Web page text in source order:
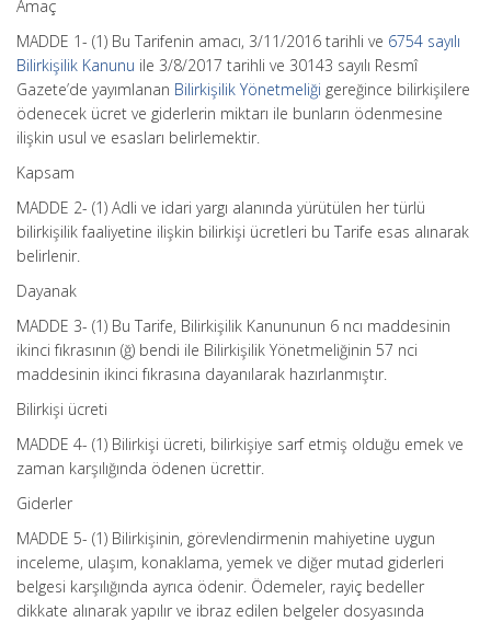
Amaç
MADDE 1- (1) Bu Tarifenin amacı, 3/11/2016 tarihli ve 6754 sayılı
Bilirkişilik Kanunu ile 3/8/2017 tarihli ve 30143 sayılı Resmî
Gazete’de yayımlanan Bilirkişilik Yönetmeliği gereğince bilirkişilere
ödenecek ücret ve giderlerin miktarı ile bunların ödenmesine
ilişkin usul ve esasları belirlemektir.
Kapsam
MADDE 2- (1) Adli ve idari yargı alanında yürütülen her türlü
bilirkişilik faaliyetine ilişkin bilirkişi ücretleri bu Tarife esas alınarak
belirlenir.
Dayanak
MADDE 3- (1) Bu Tarife, Bilirkişilik Kanununun 6 ncı maddesinin
ikinci fıkrasının (ğ) bendi ile Bilirkişilik Yönetmeliğinin 57 nci
maddesinin ikinci fıkrasına dayanılarak hazırlanmıştır.
Bilirkişi ücreti
MADDE 4- (1) Bilirkişi ücreti, bilirkişiye sarf etmiş olduğu emek ve
zaman karşılığında ödenen ücrettir.
Giderler
MADDE 5- (1) Bilirkişinin, görevlendirmenin mahiyetine uygun
inceleme, ulaşım, konaklama, yemek ve diğer mutad giderleri
belgesi karşılığında ayrıca ödenir. Ödemeler, rayiç bedeller
dikkate alınarak yapılır ve ibraz edilen belgeler dosyasında